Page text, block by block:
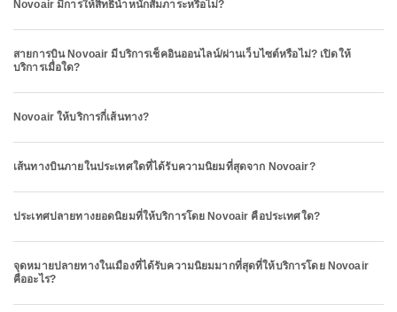
Novoair มีการให้สิทธิ์น้ำหนักสัมภาระหรือไม่?
สายการบิน Novoair มีบริการเช็คอินออนไลน์/ผ่านเว็บไซต์หรือไม่? เปิดให้
บริการเมื่อใด?
Novoair ให้บริการกี่เส้นทาง?
เส้นทางบินภายในประเทศใดที่ได้รับความนิยมที่สุดจาก Novoair?
ประเทศปลายทางยอดนิยมที่ให้บริการโดย Novoair คือประเทศใด?
จุดหมายปลายทางในเมืองที่ได้รับความนิยมมากที่สุดที่ให้บริการโดย Novoair
คืออะไร?